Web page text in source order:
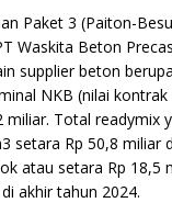
Paket 3 (Paiton-
Waskita Beton
supplier beton
NKB (nilai
miliar. Total readymix
setara Rp 50,8 miliar
atau setara Rp 18,5
akhir tahun 2024.